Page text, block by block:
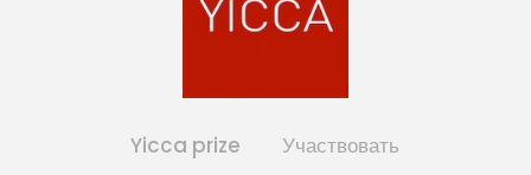
Yicca prize Участвовать